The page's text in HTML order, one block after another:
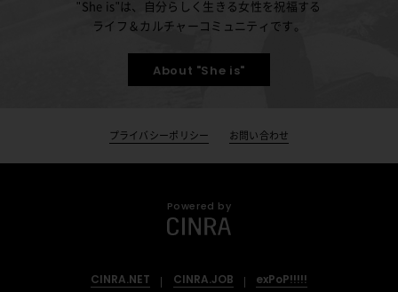
"She is"は、自分らしく生きる女性を祝福する
ライフ＆カルチャーコミュニティです。
About "She is"
プライバシーポリシー お問い合わせ
Powered by
CINRA.NET CINRA.JOB exPoP!!!!!